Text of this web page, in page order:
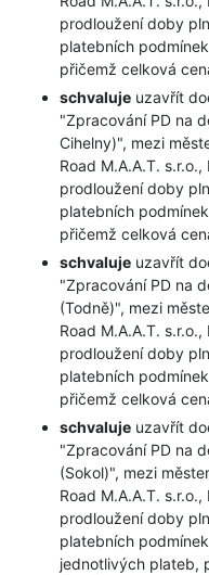
prodloužení doby
platebních
přičemž celková
schvaluje uzavřít
"Zpracování PD na
Cihelny)", mezi
Road M.A.A.T.
prodloužení doby
platebních
přičemž celková
schvaluje uzavřít
"Zpracování PD na
(Todně)", mezi
Road M.A.A.T.
prodloužení doby
platebních
přičemž celková
schvaluje uzavřít
"Zpracování PD na
(Sokol)", mezi
Road M.A.A.T.
prodloužení doby
platebních
jednotlivých plateb,